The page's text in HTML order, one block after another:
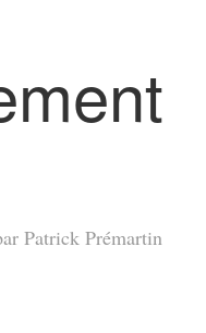
Patrick Prémartin